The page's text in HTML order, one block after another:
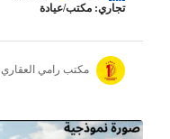
تجاري: مكتب/عيادة
مكتب رامي العقاري